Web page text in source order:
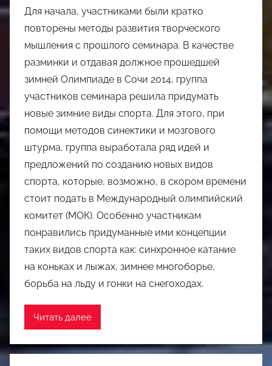
Для начала, участниками были кратко
повторены методы развития творческого
мышления с прошлого семинара. В качестве
разминки и отдавая должное прошедшей
зимней Олимпиаде в Сочи 2014, группа
участников семинара решила придумать
новые зимние виды спорта. Для этого, при
помощи методов синектики и мозгового
штурма, группа выработала ряд идей и
предложений по созданию новых видов
спорта, которые, возможно, в скором времени
стоит подать в Международный олимпийский
комитет (МОК). Особенно участникам
понравились придуманные ими концепции
таких видов спорта как: синхронное катание
на коньках и лыжах, зимнее многоборье,
борьба на льду и гонки на снегоходах.
Читать далее